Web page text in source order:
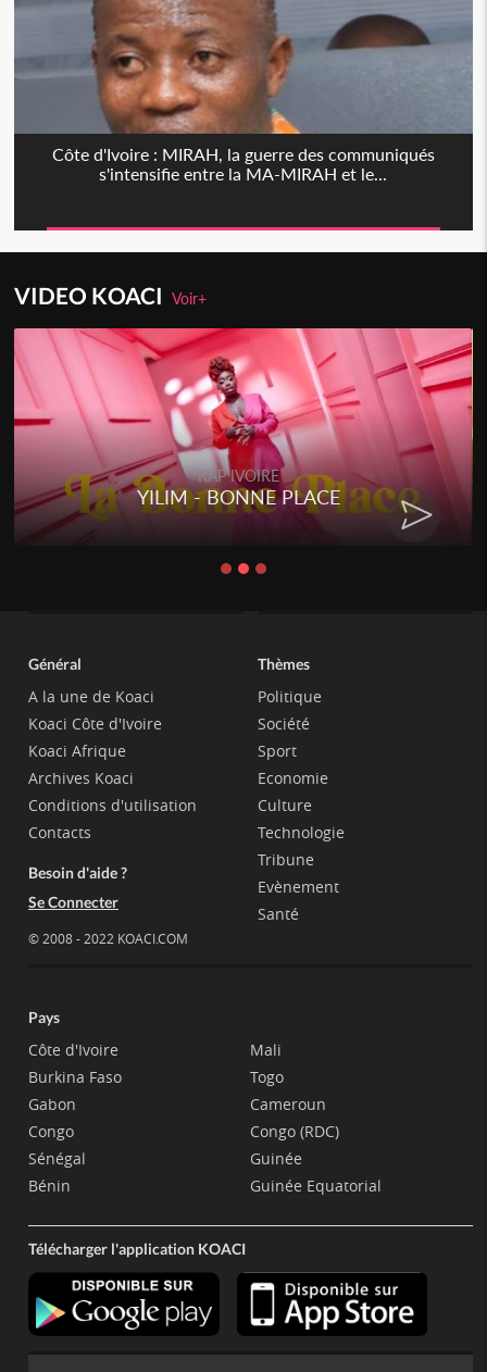
Côte d'Ivoire : MIRAH, la guerre des communiqués
s'intensifie entre la MA-MIRAH et le...
VIDEO KOACIVoir+
RAP IVOIRE
YILIM - BONNE PLACE
Général
A la une de Koaci
Koaci Côte d'Ivoire
Koaci Afrique
Archives Koaci
Conditions d'utilisation
Contacts
Besoin d'aide ?
Se Connecter
© 2008 - 2022 KOACI.COM
Thèmes
Politique
Société
Sport
Economie
Culture
Technologie
Tribune
Evènement
Santé
Pays
Côte d'Ivoire
Burkina Faso
Gabon
Congo
Sénégal
Bénin
Mali
Togo
Cameroun
Congo (RDC)
Guinée
Guinée Equatorial
Télécharger l'application KOACI